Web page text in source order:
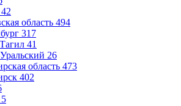
42
область 494
317
41
26
область 473
402
5